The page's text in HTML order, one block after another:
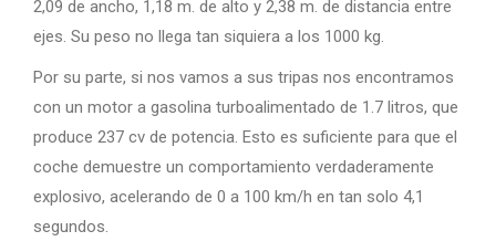
2,09 de ancho, 1,18 m. de alto y 2,38 m. de distancia entre
ejes. Su peso no llega tan siquiera a los 1000 kg.
Por su parte, si nos vamos a sus tripas nos encontramos
con un motor a gasolina turboalimentado de 1.7 litros, que
produce 237 cv de potencia. Esto es suficiente para que el
coche demuestre un comportamiento verdaderamente
explosivo, acelerando de 0 a 100 km/h en tan solo 4,1
segundos.